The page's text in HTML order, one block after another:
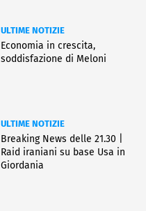
ULTIME NOTIZIE
Economia in crescita,
soddisfazione di Meloni
ULTIME NOTIZIE
Breaking News delle 21.30 |
Raid iraniani su base Usa in
Giordania